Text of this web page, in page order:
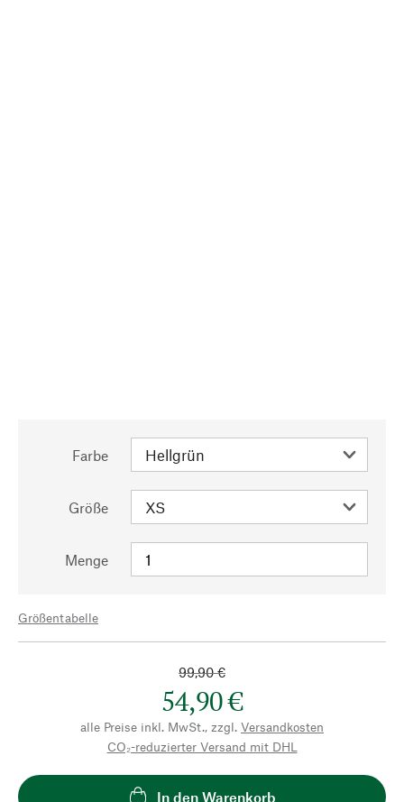
Farbe
Größe
Menge
Größentabelle
99,90 €
54,90 €
alle Preise inkl. MwSt., zzgl. Versandkosten
CO₂-reduzierter Versand mit DHL
In den Warenkorb